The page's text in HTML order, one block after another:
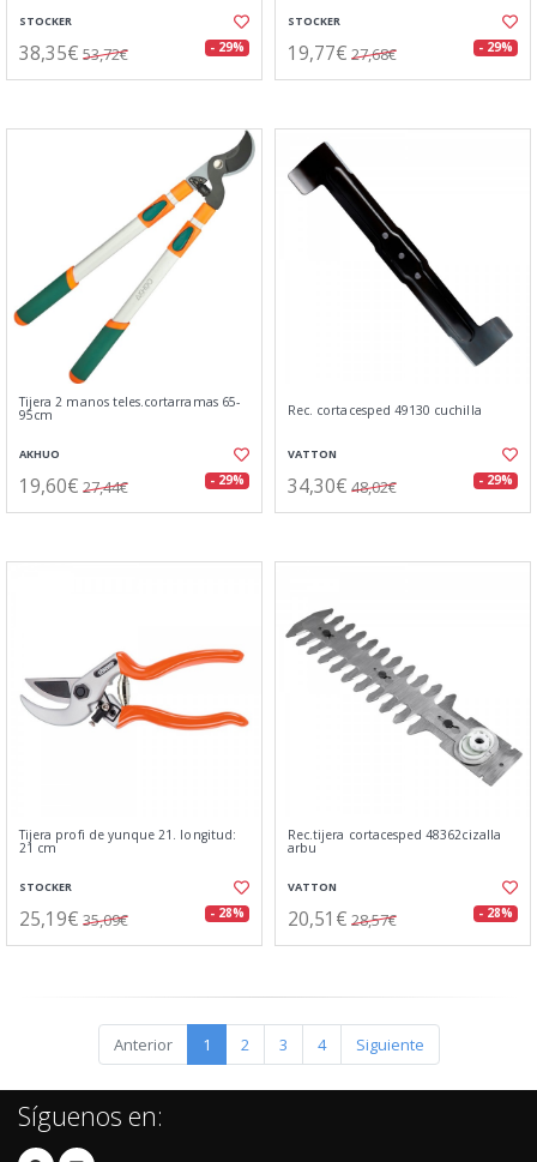
STOCKER
38,35€ 53,72€ - 29%
STOCKER
19,77€ 27,68€ - 29%
Tijera 2 manos teles.cortarramas 65-
95cm
AKHUO
19,60€ 27,44€ - 29%
Rec. cortacesped 49130 cuchilla
VATTON
34,30€ 48,02€ - 29%
Tijera profi de yunque 21. longitud:
21 cm
STOCKER
25,19€ 35,09€ - 28%
Rec.tijera cortacesped 48362cizalla
arbu
VATTON
20,51€ 28,57€ - 28%
Anterior 1 2 3 4 Siguiente
Síguenos en: